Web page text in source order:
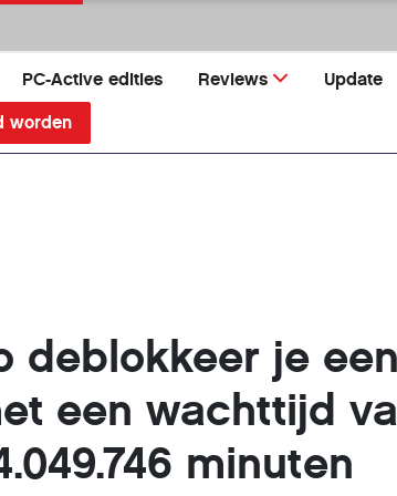
PC-Active edities Reviews Update
worden
deblokkeer je
een wachttijd
minuten